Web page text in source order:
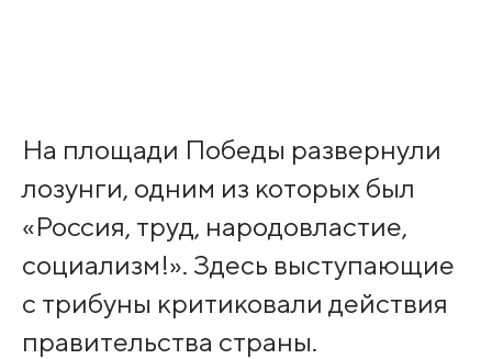
На площади Победы развернули
лозунги, одним из которых был
«Россия, труд, народовластие,
социализм!». Здесь выступающие
с трибуны критиковали действия
правительства страны.